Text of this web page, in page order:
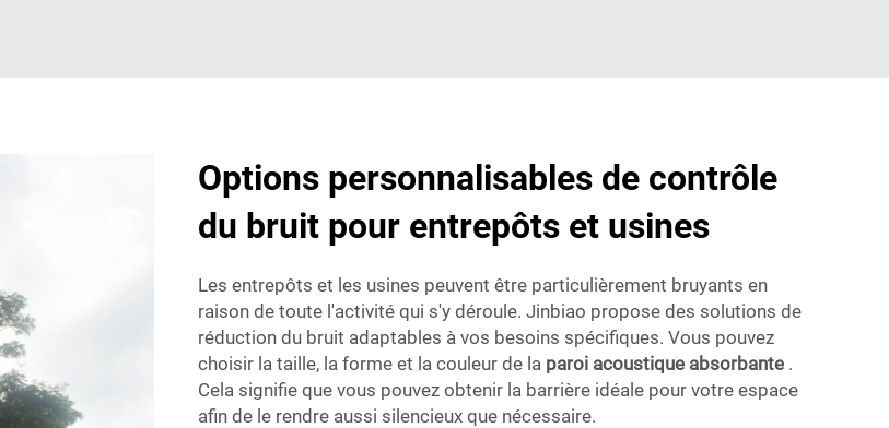
Options personnalisables de contrôle
du bruit pour entrepôts et usines
Les entrepôts et les usines peuvent être particulièrement bruyants en
raison de toute l'activité qui s'y déroule. Jinbiao propose des solutions de
réduction du bruit adaptables à vos besoins spécifiques. Vous pouvez
choisir la taille, la forme et la couleur de la paroi acoustique absorbante .
Cela signifie que vous pouvez obtenir la barrière idéale pour votre espace
afin de le rendre aussi silencieux que nécessaire.